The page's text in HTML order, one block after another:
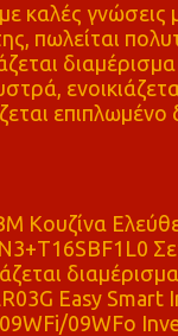
καλές γνώσεις
πωλείται
επιπλωμένο
Κουζίνα
Easy Smart
09WFo